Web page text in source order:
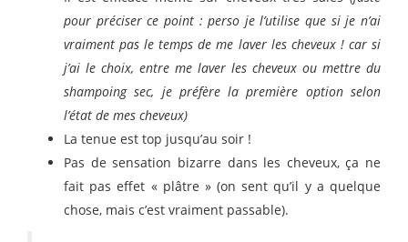
pour préciser ce point : perso je l’utilise que si je n’ai
vraiment pas le temps de me laver les cheveux ! car si
j’ai le choix, entre me laver les cheveux ou mettre du
shampoing sec, je préfère la première option selon
l’état de mes cheveux)
La tenue est top jusqu’au soir !
Pas de sensation bizarre dans les cheveux, ça ne
fait pas effet « plâtre » (on sent qu’il y a quelque
chose, mais c’est vraiment passable).